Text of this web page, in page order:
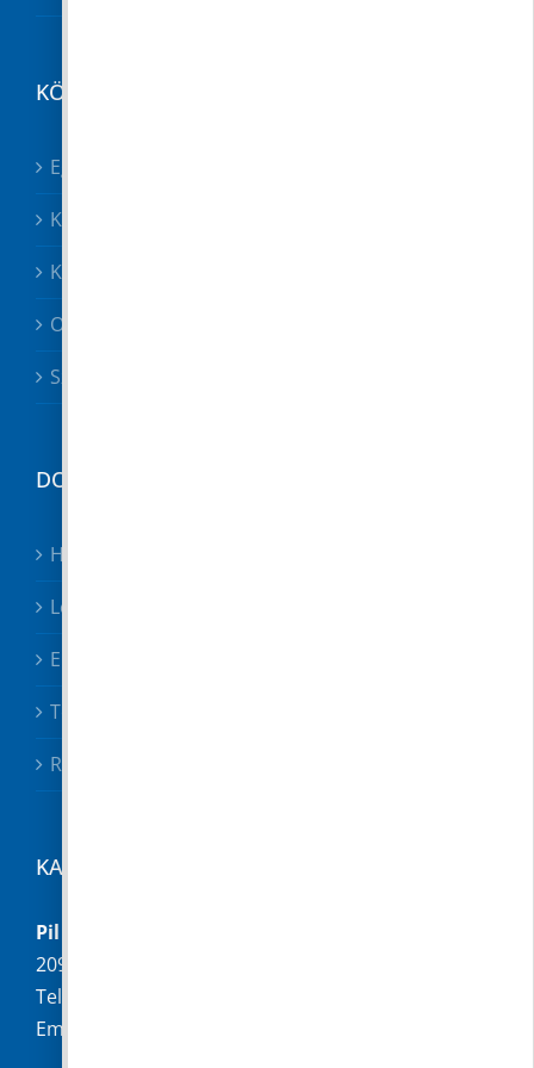
KÖZÉRDEKŰ
Egészségügy összes
Közösségek
Közszolgáltatók, közbiztonság
Oktatás
Szociális ügyek
DOKUMENTUMTÁR
Hirdetmények
Letölthető nyomtatványok
Előterjesztések
Testületi határozatok
Rendeletek
KAPCSOLAT
Pilisborosjenő Község Önkormányzata
2097 Pilisborosjenő, Fő u. 16.
Telefon:
Email: